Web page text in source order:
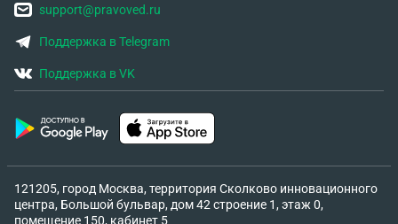
support@pravoved.ru
Поддержка в Telegram
Поддержка в VK
121205, город Москва, территория Сколково инновационного
центра, Большой бульвар, дом 42 строение 1, этаж 0,
помещение 150, кабинет 5